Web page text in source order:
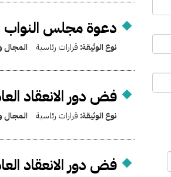
دعوة مجلس النواب
نوع الوثيقة: قرارات رئاسية المجال
فض دور الانعقاد
نوع الوثيقة: قرارات رئاسية المجال
فض دور الانعقاد